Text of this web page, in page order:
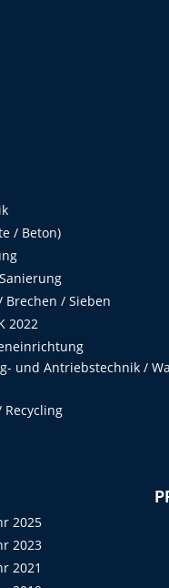
/ Beton)
/ Sieben
2022
und Antriebstechnik /
2025
2023
2021